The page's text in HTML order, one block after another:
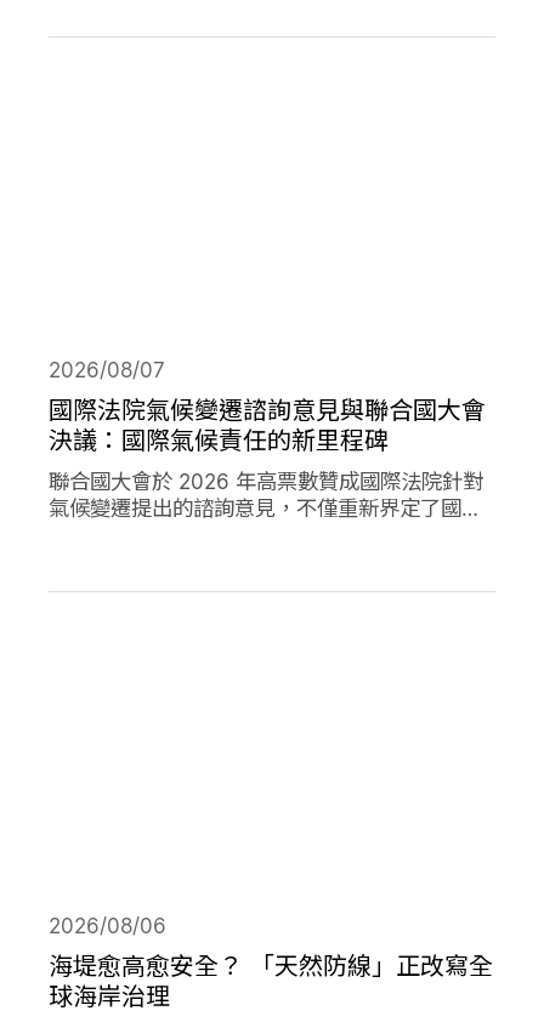
來更高水溫的「超級聖嬰現象」，屆時有可能打
國際法院氣候變遷諮詢意見與聯合國大會
決議：國際氣候責任的新里程碑
2026/08/07
聯合國大會於 2026 年高票數贊成國際法院針對
氣候變遷提出的諮詢意見，不僅重新界定了國際
律責任的承諾。
海堤愈高愈安全？ 「天然防線」正改寫全
球海岸治理
2026/08/06